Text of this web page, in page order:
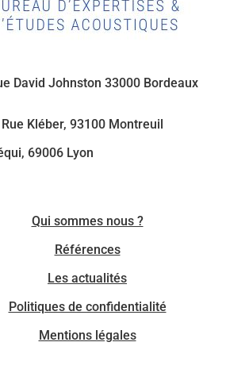
David Johnston 33000 Bordeaux
Kléber, 93100 Montreuil
69006 Lyon
Qui sommes nous ?
Références
Les actualités
Politiques de confidentialité
Mentions légales